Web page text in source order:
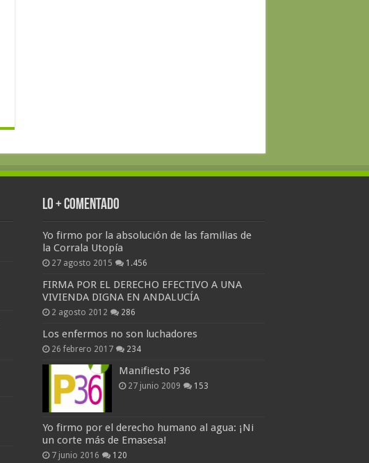
Lo + Comentado
Yo firmo por la absolución de las familias de
la Corrala Utopía
27 agosto 2015 1.456
FIRMA POR EL DERECHO EFECTIVO A UNA
VIVIENDA DIGNA EN ANDALUCÍA
2 agosto 2012 286
Los enfermos no son luchadores
26 febrero 2017 234
Manifiesto P36
27 junio 2009 153
Yo firmo por el derecho humano al agua: ¡Ni
un corte más de Emasesa!
7 junio 2016 120